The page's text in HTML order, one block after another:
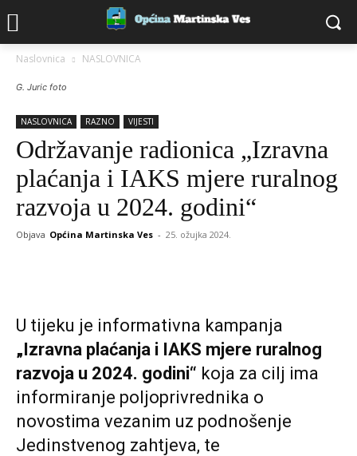
Naslovnica NASLOVNICA
G. Juric foto
NASLOVNICA RAZNO VIJESTI
Održavanje radionica „Izravna
plaćanja i IAKS mjere ruralnog
razvoja u 2024. godini“
Objava Općina Martinska Ves - 25. ožujka 2024.
U tijeku je informativna kampanja
„Izravna plaćanja i IAKS mjere ruralnog
razvoja u 2024. godini“ koja za cilj ima
informiranje poljoprivrednika o
novostima vezanim uz podnošenje
Jedinstvenog zahtjeva, te